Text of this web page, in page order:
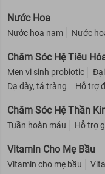
Nước Hoa
Nước hoa nam Nước
Chăm Sóc Hệ Tiêu
Men vi sinh probiotic
Dạ dày, tá tràng
Hỗ trợ
Chăm Sóc Hệ Thần
Tuần hoàn máu Hỗ trợ
Vitamin Cho Mẹ Bầu
Vitamin cho mẹ bầu